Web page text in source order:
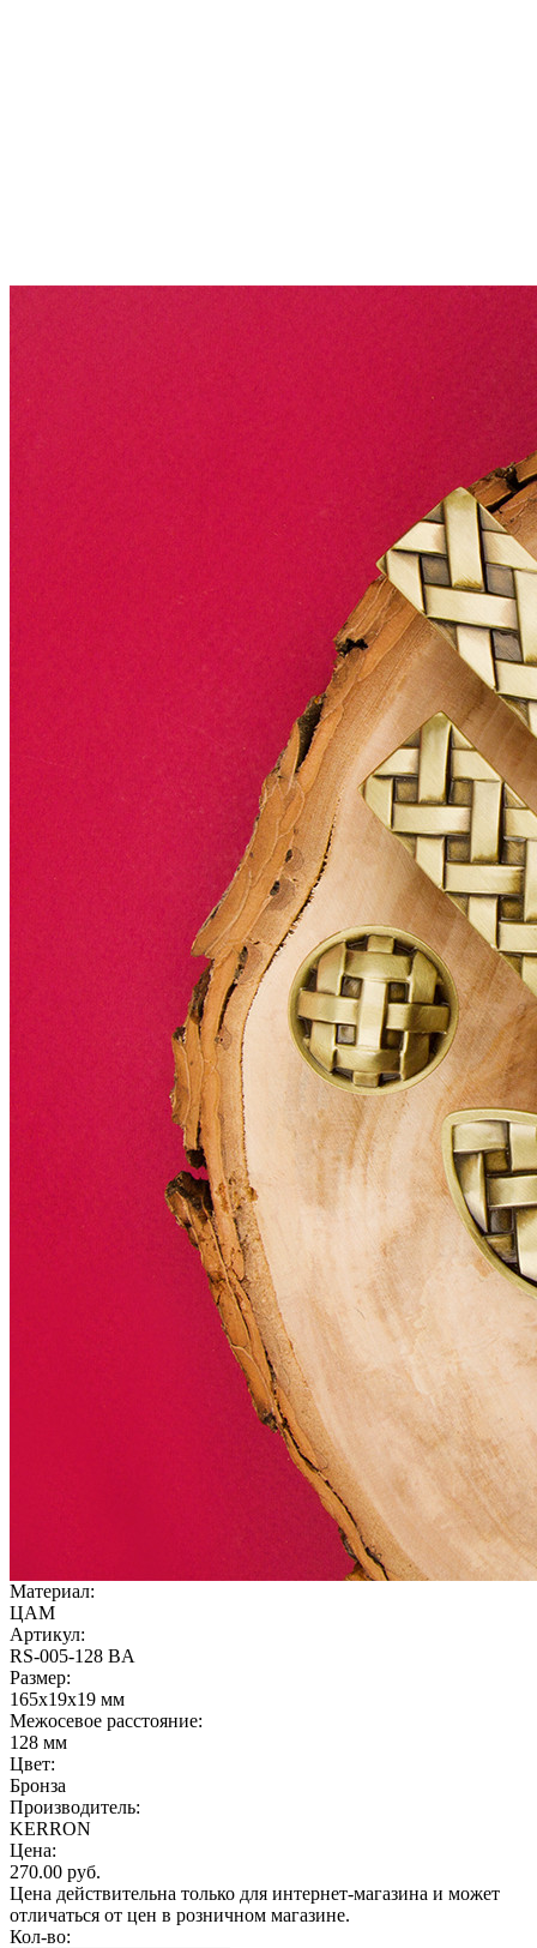
Материал:
ЦАМ
Артикул:
RS-005-128 BA
Размер:
165х19х19 мм
Межосевое расстояние:
128 мм
Цвет:
Бронза
Производитель:
KERRON
Цена:
270.00 руб.
Цена действительна только для интернет-магазина и может
отличаться от цен в розничном магазине.
Кол-во: